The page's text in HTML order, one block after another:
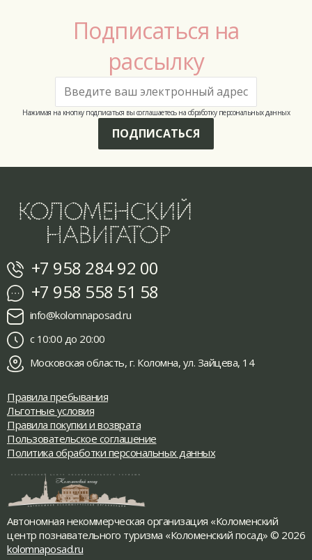
Подписаться на
рассылку
Нажимая на кнопку подписаться вы соглашаетесь на обработку персональных данных
ПОДПИСАТЬСЯ
+7 958 284 92 00
+7 958 558 51 58
info@kolomnaposad.ru
с 10:00 до 20:00
Московская область, г. Коломна, ул. Зайцева, 14
Правила пребывания
Льготные условия
Правила покупки и возврата
Пользовательское соглашение
Политика обработки персональных данных
Автономная некоммерческая организация «Коломенский
центр познавательного туризма «Коломенский посад» © 2026
kolomnaposad.ru